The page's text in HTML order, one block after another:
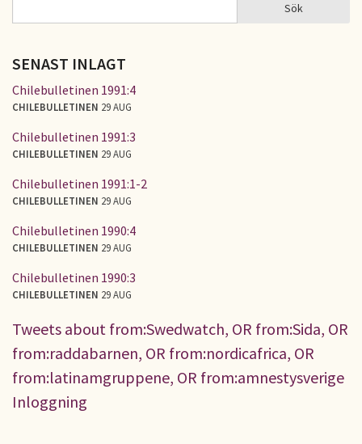
SÖKFORMULÄR Sök
SENAST INLAGT
Chilebulletinen 1991:4
CHILEBULLETINEN 29 AUG
Chilebulletinen 1991:3
CHILEBULLETINEN 29 AUG
Chilebulletinen 1991:1-2
CHILEBULLETINEN 29 AUG
Chilebulletinen 1990:4
CHILEBULLETINEN 29 AUG
Chilebulletinen 1990:3
CHILEBULLETINEN 29 AUG
Tweets about from:Swedwatch, OR from:Sida, OR
from:raddabarnen, OR from:nordicafrica, OR
from:latinamgruppene, OR from:amnestysverige
Inloggning